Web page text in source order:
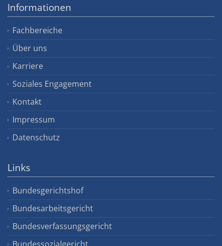
Informationen
Fachbereiche
Über uns
Karriere
Soziales Engagement
Kontakt
Impressum
Datenschutz
Links
Bundesgerichtshof
Bundesarbeitsgericht
Bundesverfassungsgericht